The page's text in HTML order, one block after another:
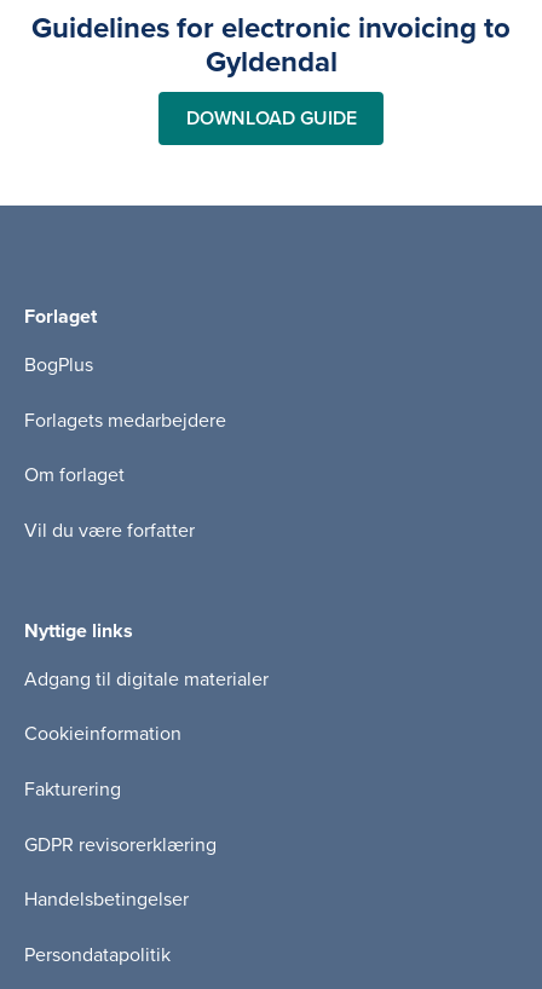
Guidelines for electronic invoicing to
Gyldendal
DOWNLOAD GUIDE
Forlaget
BogPlus
Forlagets medarbejdere
Om forlaget
Vil du være forfatter
Nyttige links
Adgang til digitale materialer
Cookieinformation
Fakturering
GDPR revisorerklæring
Handelsbetingelser
Persondatapolitik